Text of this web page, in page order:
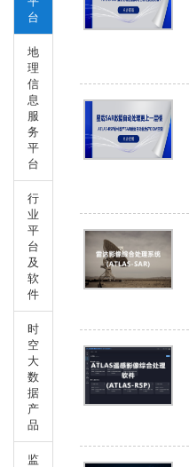
台
地
理
信
息
服
务
平
台
行
业
平
台
及
软
件
时
空
大
数
据
产
品
监